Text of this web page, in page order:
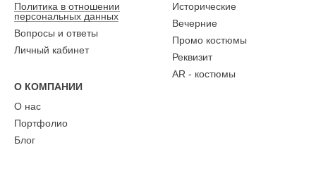
Политика в отношении
персональных данных
Вопросы и ответы
Личный кабинет
О КОМПАНИИ
О нас
Портфолио
Блог
Исторические
Вечерние
Промо костюмы
Реквизит
AR - костюмы